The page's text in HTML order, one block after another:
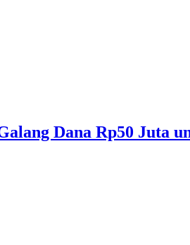
Dana Rp50 Juta